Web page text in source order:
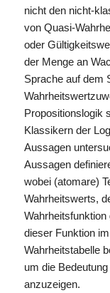
nicht den nicht-
von Quasi-
oder
der Menge an
Sprache auf dem
Propositionslogik
Klassikern der
Aussagen
Aussagen
wobei (atomare)
Wahrheitswerts,
Wahrheitsfunktion
dieser Funktion
Wahrheitstabelle
um die
anzuzeigen.